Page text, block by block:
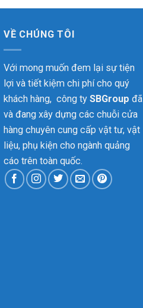
VỀ CHÚNG TÔI
Với mong muốn đem lại sự tiện
lợi và tiết kiệm chi phí cho quý
khách hàng, công ty SBGroup đã
và đang xây dựng các chuỗi cửa
hàng chuyên cung cấp vật tư, vật
liệu, phụ kiện cho ngành quảng
cáo trên toàn quốc.